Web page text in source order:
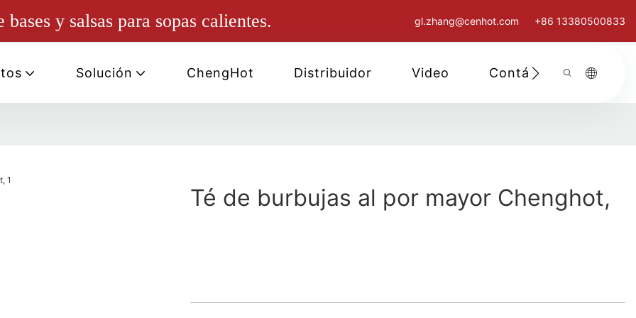
y salsas para sopas calientes. gl.zhang@cenhot.com +86 13380500833
Solución ChengHot Distribuidor Video Contáctenos
Té de burbujas al por mayor Chenghot,